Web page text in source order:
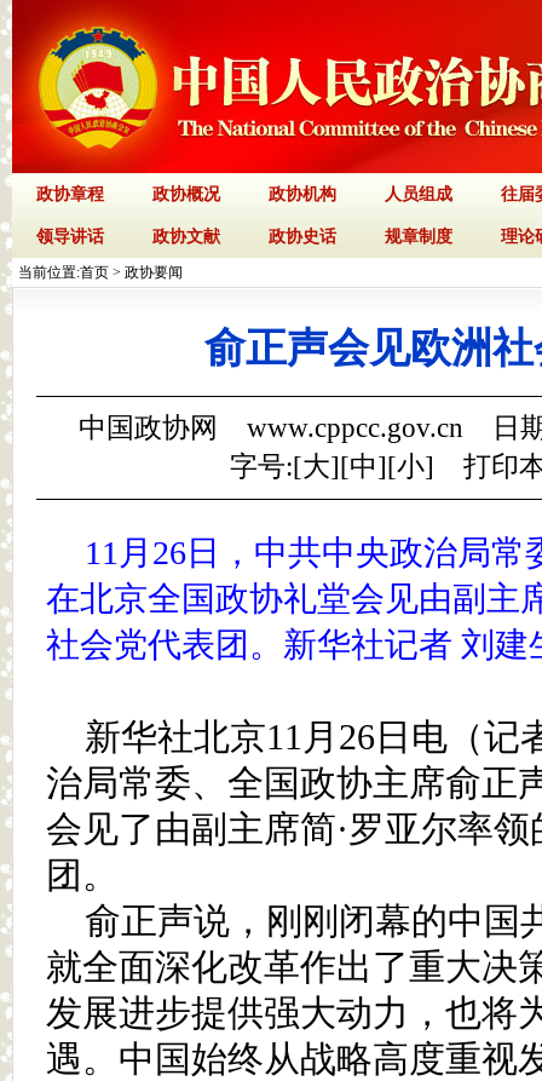
政协章程 政协概况 政协机构 人员组成 往届
领导讲话 政协文献 政协史话 规章制度 理论
当前位置:首页 > 政协要闻
俞正声会见欧洲
中国政协网 www.cppcc.gov.cn 日
字号:[大][中][小] 打印
11月26日，中共中央政治局
在北京全国政协礼堂会见由副主
社会党代表团。新华社记者 刘建
新华社北京11月26日电（记
治局常委、全国政协主席俞正
会见了由副主席简·罗亚尔率
团。
俞正声说，刚刚闭幕的中国
就全面深化改革作出了重大决
发展进步提供强大动力，也将
遇。中国始终从战略高度重视